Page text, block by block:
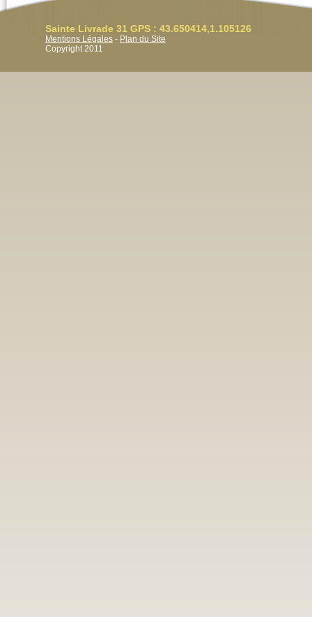
Sainte Livrade 31 GPS : 43.650414,1.105126
Mentions Légales - Plan du Site
Copyright 2011